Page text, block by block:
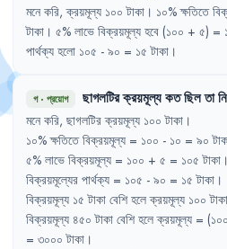
মনে করি, ক্রয়মূল্য ১০০ টাকা । ১০% ক্ষতিতে
টাকা । ৫% লাভে বিক্রয়মূল্য হবে (১০০ + ৫) =
পার্থক্য হলো ১০৫ - ৯০ = ১৫ টাকা ।
গ· প্রয়োগ ছাগলটিরক্রয়মূল্যকতছিলতা
মনে করি, ছাগলটির ক্রয়মূল্য ১০০ টাকা ।
১০% ক্ষতিতে বিক্রয়মূল্য = ১০০ - ১০ = ৯০
৫% লাভে বিক্রয়মূল্য = ১০০ + ৫ = ১০৫ টাকা ।
বিক্রয়মূল্যের পার্থক্য = ১০৫ - ৯০ = ১৫ টাকা ।
বিক্রয়মূল্য ১৫ টাকা বেশি হলে ক্রয়মূল্য ১০০ টাকা
বিক্রয়মূল্য ৪৫০ টাকা বেশি হলে ক্রয়মূল্য = (১০০
= ৩০০০ টাকা ।